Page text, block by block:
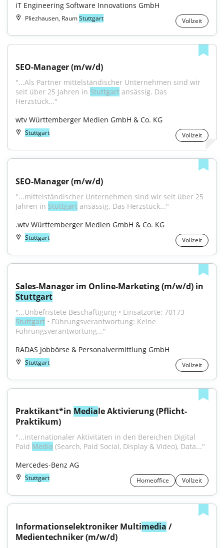
iT Engineering Software Innovations GmbH
Pliezhausen, RaumStuttgart Vollzeit
SEO-Manager (m/w/d)
"...Als Partner mittelständischer Unternehmen sind wir
seit über 25 Jahren in Stuttgart ansässig. Das
Herzstück..."
wtv Württemberger Medien GmbH & Co. KG
Stuttgart Vollzeit
SEO-Manager (m/w/d)
"...mittel­ständischer Unter­nehmen sind wir seit über 25
Jahren in Stuttgart an­säs­sig. Das Herz­stück..."
.wtv Württemberger Medien GmbH & Co. KG
Stuttgart Vollzeit
Stuttgart
Stuttgart • Führungsverantwortung: Keine
Führungsverantwortung..."
RADAS Jobbörse & Personalvermittlung GmbH
Stuttgart Vollzeit
Praktikant*in Mediale Aktivierung (Pflicht-
Praktikum)
"...internationaler Aktivitäten in den Bereichen Digital
Paid Media (Search, Paid Social, Display & Video), Data..."
Mercedes-Benz AG
Stuttgart Homeoffice Vollzeit
Informationselektroniker Multimedia /
Medientechniker (m/w/d)